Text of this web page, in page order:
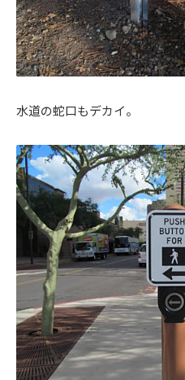
水道の蛇口もデカイ。